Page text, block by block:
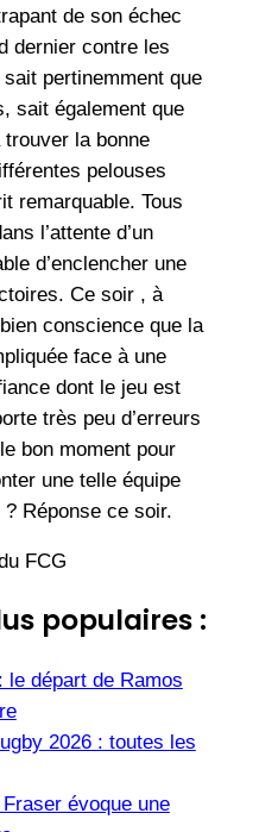
de son échec
dernier contre les
pertinemment que
sait également que
trouver la bonne
pelouses
remarquable. Tous
l’attente d’un
d’enclencher une
Ce soir , à
conscience que la
face à une
dont le jeu est
très peu d’erreurs
bon moment pour
une telle équipe
Réponse ce soir.
FCG
populaires :
le départ de Ramos
2026 : toutes les
évoque une